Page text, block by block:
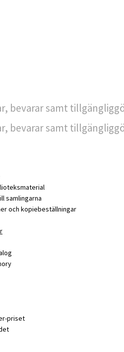
bevarar samt
bevarar samt
samlingarna
och kopiebeställningar
priset